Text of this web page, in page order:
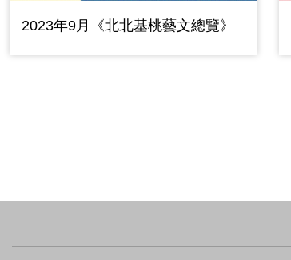
2023年9月《北北基桃藝文總覽》